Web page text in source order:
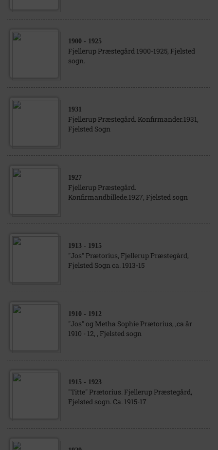
1900 - 1925
Fjellerup Præstegård 1900-1925, Fjelsted
sogn.
1931
Fjellerup Præstegård. Konfirmander.1931,
Fjelsted Sogn
1927
Fjellerup Præstegård.
Konfirmandbillede.1927, Fjelsted sogn
1913 - 1915
"Jos" Prætorius, Fjellerup Præstegård,
Fjelsted Sogn ca. 1913-15
1910 - 1912
"Jos" og Metha Sophie Prætorius, ,ca år
1910 - 12, , Fjelsted sogn
1915 - 1923
"Titte" Prætorius. Fjellerup Præstegård,
Fjelsted sogn. Ca. 1915-17